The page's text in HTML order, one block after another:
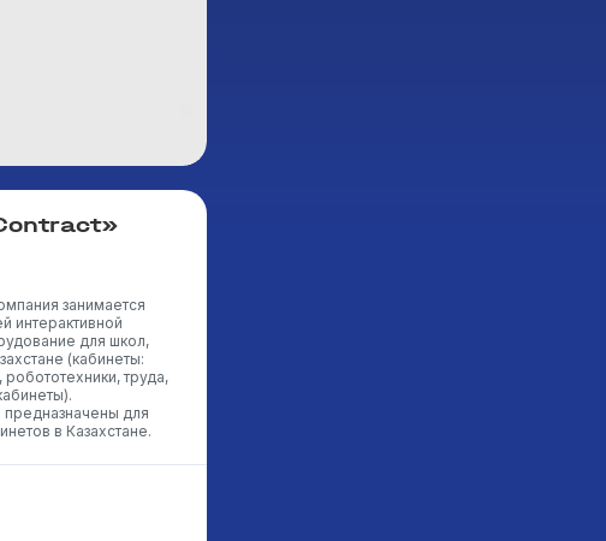
занимается
интерактивной
для школ,
(кабинеты:
труда,
для
в Казахстане.